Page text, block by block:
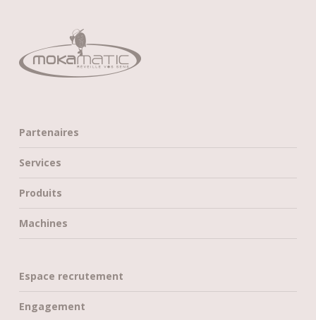
Partenaires
Services
Produits
Machines
Espace recrutement
Engagement